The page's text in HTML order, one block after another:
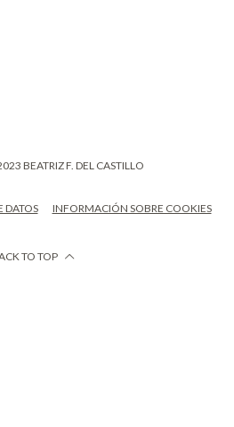
BEATRIZ F. DEL CASTILLO
DATOS INFORMACIÓN SOBRE COOKIES
TO TOP